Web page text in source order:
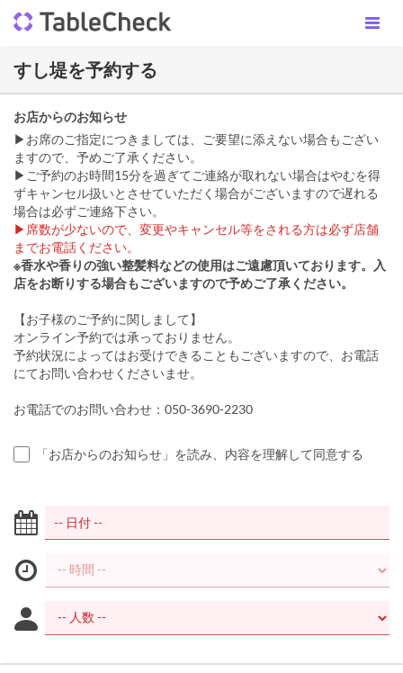
すし堤を予約する
お店からのお知らせ
▶お席のご指定につきましては、ご要望に添えない場合もござい
ますので、予めご了承ください。
▶ご予約のお時間15分を過ぎてご連絡が取れない場合はやむを得
ずキャンセル扱いとさせていただく場合がございますので遅れる
場合は必ずご連絡下さい。
▶席数が少ないので、変更やキャンセル等をされる方は必ず店舗
までお電話ください。
※香水や香りの強い整髪料などの使用はご遠慮頂いております。入
店をお断りする場合もございますので予めご了承ください。
【お子様のご予約に関しまして】
オンライン予約では承っておりません。
予約状況によってはお受けできることもございますので、お電話
にてお問い合わせくださいませ。
お電話でのお問い合わせ：050-3690-2230
「お店からのお知らせ」を読み、内容を理解して同意する